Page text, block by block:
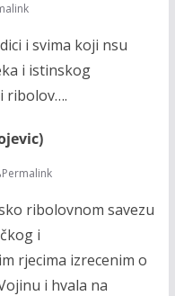
i svima koji nsu
i istinskog
ribolov….
Permalink
ribolovnom savezu
i
rjecima izrecenim o
i hvala na